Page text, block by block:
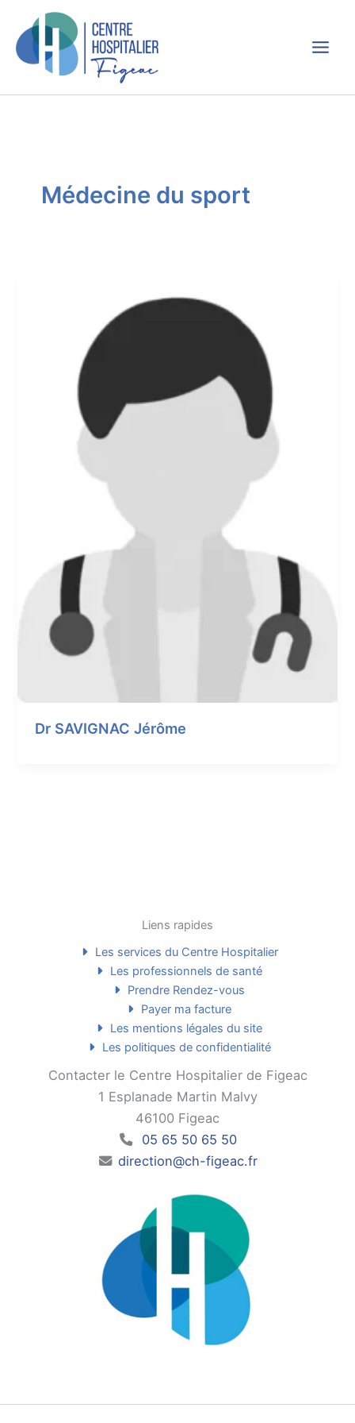
contenu
Médecine du sport
Dr SAVIGNAC Jérôme
Liens rapides
Les services du Centre Hospitalier
Les professionnels de santé
Prendre Rendez-vous
Payer ma facture
Les mentions légales du site
Les politiques de confidentialité
Contacter le Centre Hospitalier de Figeac
1 Esplanade Martin Malvy
46100 Figeac
05 65 50 65 50
direction@ch-figeac.fr